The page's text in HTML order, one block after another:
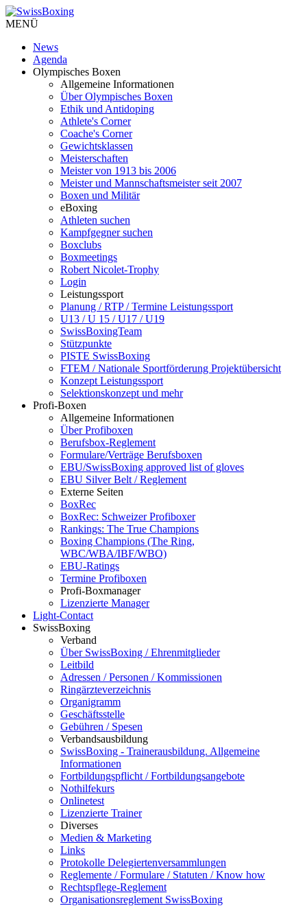
MENÜ
News
Agenda
Olympisches Boxen
Allgemeine Informationen
Über Olympisches Boxen
Ethik und Antidoping
Athlete's Corner
Coache's Corner
Gewichtsklassen
Meisterschaften
Meister von 1913 bis 2006
Meister und Mannschaftsmeister seit 2007
Boxen und Militär
eBoxing
Athleten suchen
Kampfgegner suchen
Boxclubs
Boxmeetings
Robert Nicolet-Trophy
Login
Leistungssport
Planung / RTP / Termine Leistungssport
U13 / U 15 / U17 / U19
SwissBoxingTeam
Stützpunkte
PISTE SwissBoxing
FTEM / Nationale Sportförderung Projektübersicht
Konzept Leistungssport
Selektionskonzept und mehr
Profi-Boxen
Allgemeine Informationen
Über Profiboxen
Berufsbox-Reglement
Formulare/Verträge Berufsboxen
EBU/SwissBoxing approved list of gloves
EBU Silver Belt / Reglement
Externe Seiten
BoxRec
BoxRec: Schweizer Profiboxer
Rankings: The True Champions
Boxing Champions (The Ring,
WBC/WBA/IBF/WBO)
EBU-Ratings
Termine Profiboxen
Profi-Boxmanager
Lizenzierte Manager
Light-Contact
SwissBoxing
Verband
Über SwissBoxing / Ehrenmitglieder
Leitbild
Adressen / Personen / Kommissionen
Ringärzteverzeichnis
Organigramm
Geschäftsstelle
Gebühren / Spesen
Verbandsausbildung
SwissBoxing - Trainerausbildung. Allgemeine
Informationen
Fortbildungspflicht / Fortbildungsangebote
Nothilfekurs
Onlinetest
Lizenzierte Trainer
Diverses
Medien & Marketing
Links
Protokolle Delegiertenversammlungen
Reglemente / Formulare / Statuten / Know how
Rechtspflege-Reglement
Organisationsreglement SwissBoxing